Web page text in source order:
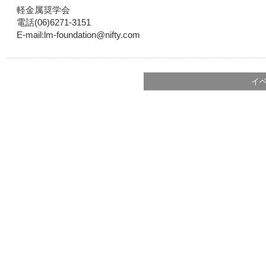
軽金属奨学会
電話(06)6271-3151
E-mail:lm-foundation@nifty.com
イ